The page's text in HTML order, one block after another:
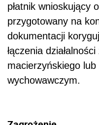
płatnik wnioskujący
przygotowany na
dokumentacji
łączenia
macierzyńskiego
wychowawczym.